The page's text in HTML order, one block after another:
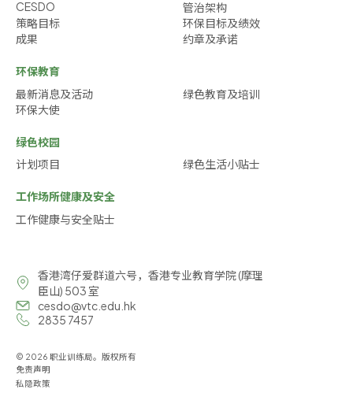
CESDO
管治架构
策略目标
环保目标及绩效
成果
约章及承诺
环保教育
最新消息及活动
绿色教育及培训
环保大使
绿色校园
计划项目
绿色生活小贴士
工作场所健康及安全
工作健康与安全贴士
香港湾仔爱群道六号，香港专业教育学院 (摩理
臣山) 503 室
cesdo@vtc.edu.hk
2835 7457
© 2026 职业训练局。版权所有
免责声明
私隐政策